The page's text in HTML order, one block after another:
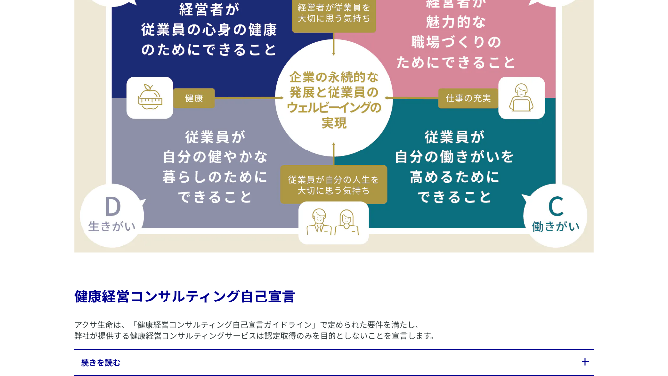
健康経営コンサルティング自己宣言
​アクサ生命は、「健康経営コンサルティング自己宣言ガイドライン」で定められた要件を満たし、
弊社が提供する健康経営コンサルティングサービスは認定取得のみを目的としないことを宣言します。
​続きを読む